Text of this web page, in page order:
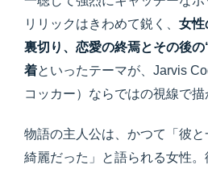
リリックはきわめて鋭く、 女性
裏切り、恋愛の終焉とその後
着といったテーマが、Jarvis
コッカー）ならではの視線で描
物語の主人公は、かつて「彼
綺麗だった」と語られる女性